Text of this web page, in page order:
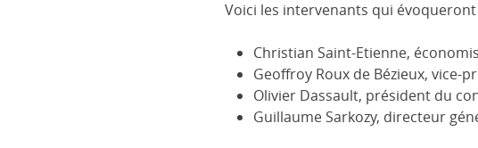
Voici les intervenants qui évoqueront
Christian Saint-Etienne,
Geoffroy Roux de Bézieux, vice-
Olivier Dassault, président du
Guillaume Sarkozy, directeur